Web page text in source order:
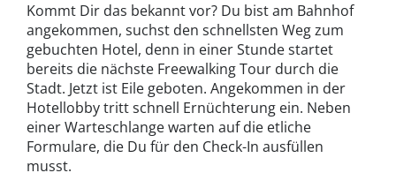
Kommt Dir das bekannt vor? Du bist am Bahnhof
angekommen, suchst den schnellsten Weg zum
gebuchten Hotel, denn in einer Stunde startet
bereits die nächste Freewalking Tour durch die
Stadt. Jetzt ist Eile geboten. Angekommen in der
Hotellobby tritt schnell Ernüchterung ein. Neben
einer Warteschlange warten auf die etliche
Formulare, die Du für den Check-In ausfüllen
musst.